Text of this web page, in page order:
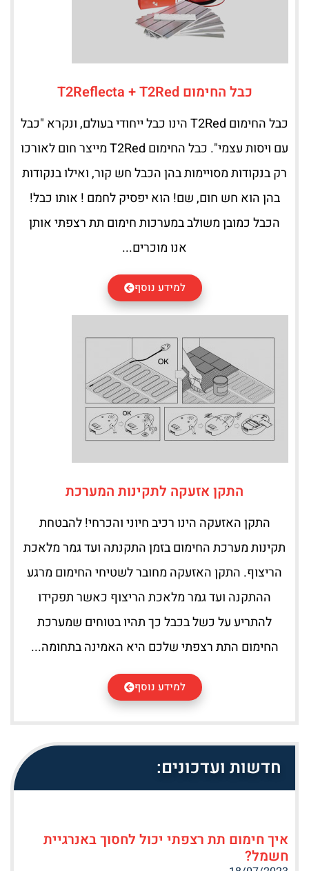
כבל החימום T2Reflecta + T2Red
כבל החימום T2Red הינו כבל ייחודי בעולם, ונקרא "כבל
עם ויסות עצמי". כבל החימום T2Red מייצר חום לאורכו
רק בנקודות מסויימות בהן הכבל חש קור, ואילו בנקודות
בהן הוא חש חום, שם! הוא יפסיק לחמם ! אותו כבל!
הכבל כמובן משולב במערכות חימום תת רצפתי אותן
אנו מוכרים...
למידע נוסף
התקן אזעקה לתקינות המערכת
התקן האזעקה הינו רכיב חיוני והכרחי! להבטחת
תקינות מערכת החימום בזמן התקנתה ועד גמר מלאכת
הריצוף. התקן האזעקה מחובר לשטיחי החימום מרגע
ההתקנה ועד גמר מלאכת הריצוף כאשר תפקידו
להתריע על כשל בכבל כך תהיו בטוחים שמערכת
החימום התת רצפתי שלכם היא האמינה בתחומה...
למידע נוסף
חדשות ועדכונים:
איך חימום תת רצפתי יכול לחסוך באנרגיית
חשמל?